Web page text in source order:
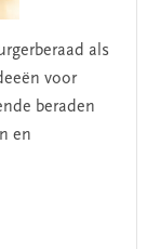
als
voor
beraden
en